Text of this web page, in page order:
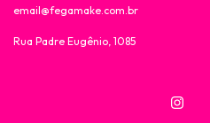
email@fegamake.com.br
Rua Padre Eugênio, 1085